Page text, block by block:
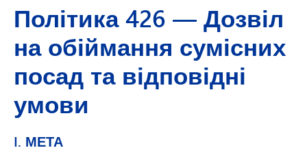
Політика 426 — Дозвіл
на обіймання сумісних
посад та відповідні
умови
I. МЕТА